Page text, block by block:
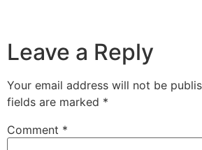
Leave a Reply
Your email address will not be
fields are marked *
Comment *